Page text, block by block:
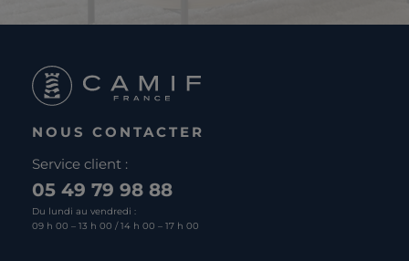
NOUS CONTACTER
Service client :
05 49 79 98 88
Du lundi au vendredi :
09 h 00 – 13 h 00 / 14 h 00 – 17 h 00